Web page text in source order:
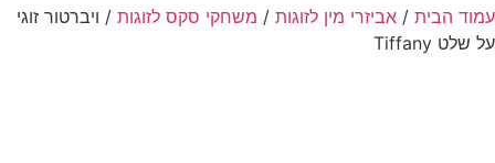
עמוד הבית / אביזרי מין לזוגות / משחקי סקס לזוגות / ויברטור זוגי
על שלט Tiffany